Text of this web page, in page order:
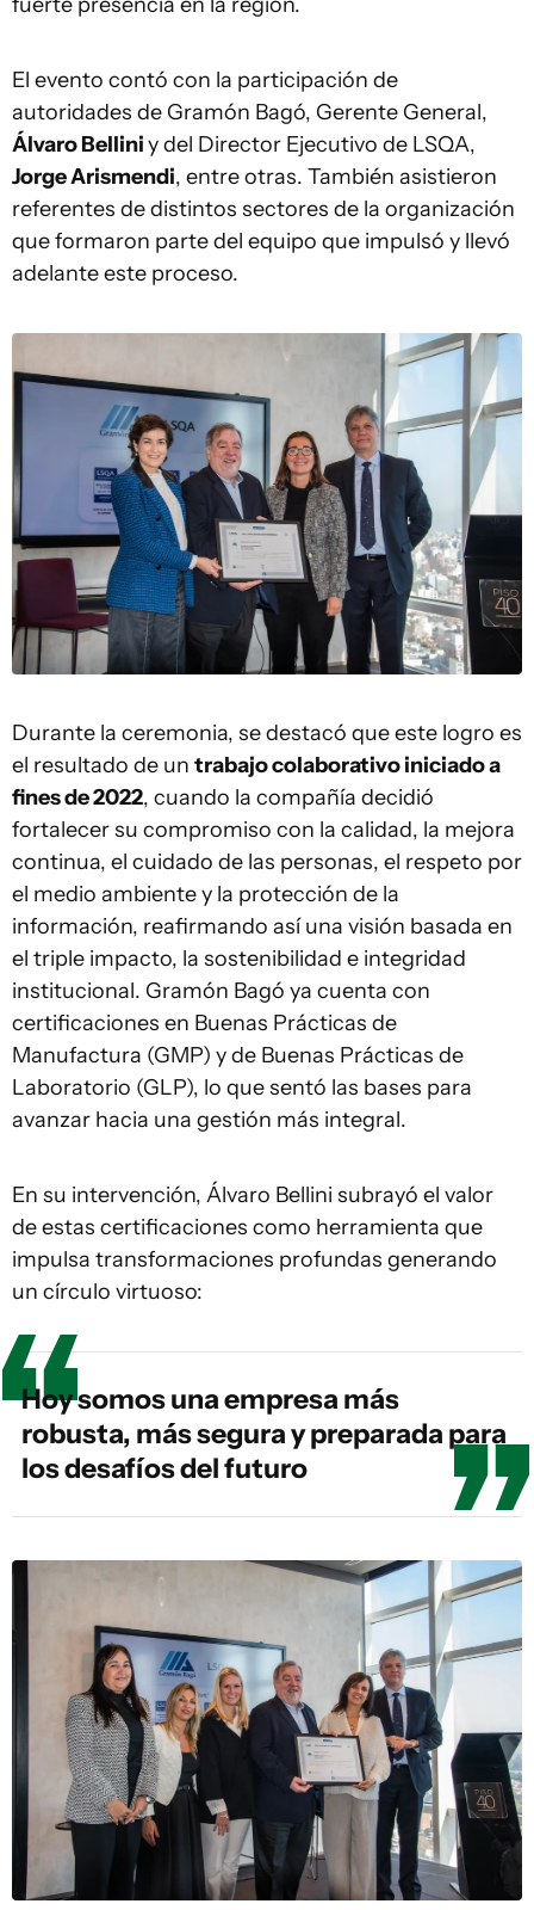
El evento contó con la participación de
autoridades de Gramón Bagó, Gerente General,
Álvaro Belliniy del Director Ejecutivo de LSQA,
Jorge Arismendi, entre otras. También asistieron
referentes de distintos sectores de la organización
que formaron parte del equipo que impulsó y llevó
adelante este proceso.
Durante la ceremonia, se destacó que este logro es
el resultado de un trabajo colaborativo iniciado a
fines de 2022, cuando la compañía decidió
fortalecer su compromiso con la calidad, la mejora
continua, el cuidado de las personas, el respeto por
el medio ambiente y la protección de la
información, reafirmando así una visión basada en
el triple impacto, la sostenibilidad e integridad
institucional. Gramón Bagó ya cuenta con
certificaciones en Buenas Prácticas de
Manufactura (GMP) y de Buenas Prácticas de
Laboratorio (GLP), lo que sentó las bases para
avanzar hacia una gestión más integral.
En su intervención, Álvaro Bellini subrayó el valor
de estas certificaciones como herramienta que
impulsa transformaciones profundas generando
un círculo virtuoso:
Hoy somos una empresa más
robusta, más segura y preparada para
los desafíos del futuro